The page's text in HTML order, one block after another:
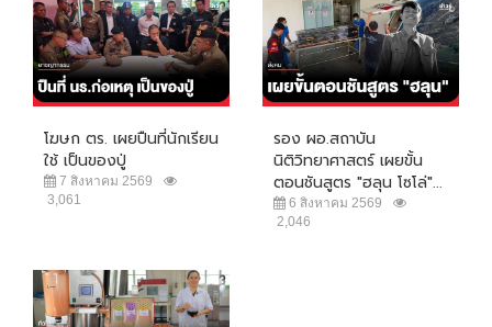
โฆษก ตร. เผยปืนที่นักเรียน
ใช้ เป็นของปู่
7 สิงหาคม 2569
3,061
รอง ผอ.สถาบัน
นิติวิทยาศาสตร์ เผยขั้น
ตอนชันสูตร "ฮลุน โซโล่"...
6 สิงหาคม 2569
2,046